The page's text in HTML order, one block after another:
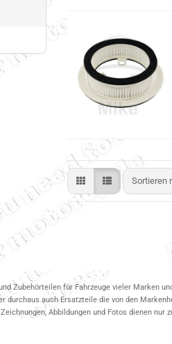
Sortieren
Zubehörteilen für Fahrzeuge vieler Marken
durchaus auch Ersatzteile die von den
Abbildungen und Fotos dienen